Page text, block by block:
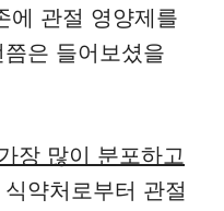
에 관절 영양제를
은 들어보셨을
장 많이 분포하고
약처로부터 관절